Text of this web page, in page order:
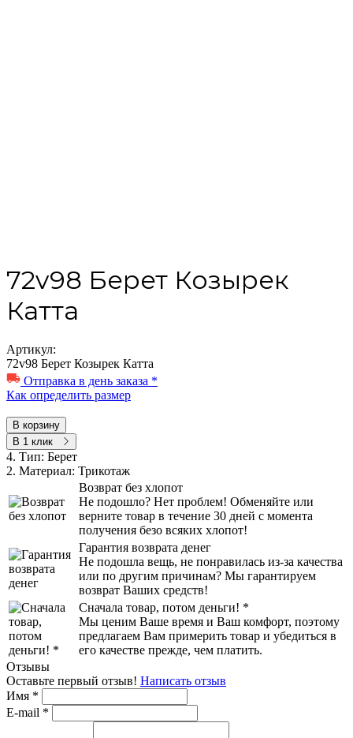
72v98 Берет Козырек
Катта
Артикул:
72v98 Берет Козырек Катта
Отправка в день заказа *
Как определить размер
В корзину
В 1 клик
4. Тип: Берет
2. Материал: Трикотаж
Возврат без хлопот
Не подошло? Нет проблем! Обменяйте или
верните товар в течение 30 дней с момента
получения безо всяких хлопот!
Гарантия возврата денег
Не подошла вещь, не понравилась из-за качества
или по другим причинам? Мы гарантируем
возврат Ваших средств!
Сначала товар, потом деньги! *
Мы ценим Ваше время и Ваш комфорт, поэтому
предлагаем Вам примерить товар и убедиться в
его качестве прежде, чем платить.
Отзывы
Оставьте первый отзыв! Написать отзыв
Имя *
E-mail *